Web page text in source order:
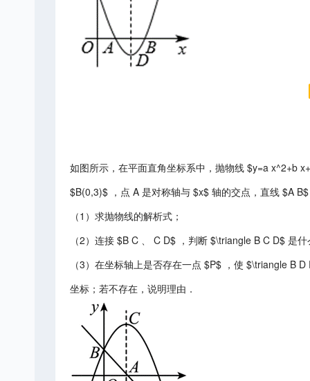
如图所示，在平面直角坐标系中，抛物线 $y=a x^2+b
$B(0,3)$ ，点 A 是对称轴与 $x$ 轴的交点，直线 $A
（1）求抛物线的解析式；
（2）连接 $B C 、 C D$ ，判断 $\triangle B C D$ 是
（3）在坐标轴上是否存在一点 $P$ ，使 $\triangle B
坐标；若不存在，说明理由．